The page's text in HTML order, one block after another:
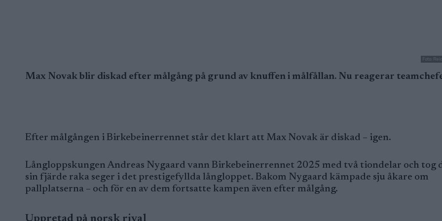
Foto:
Max Novak blir diskad efter målgång på grund av knuffen i målfållan. Nu reagerar
Efter målgången i Birkebeinerrennet står det klart att Max Novak är diskad – igen.
Långloppskungen Andreas Nygaard vann Birkebeinerrennet 2025 med två tiondelar och tog
sin fjärde raka seger i det prestigefyllda långloppet. Bakom Nygaard kämpade sju åkare om
pallplatserna – och för en av dem fortsatte kampen även efter målgång.